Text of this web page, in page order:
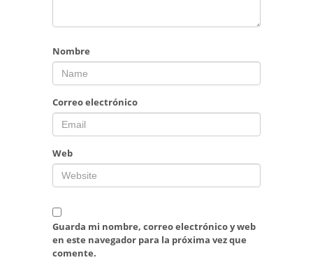
Nombre
Correo electrónico
Web
Guarda mi nombre, correo electrónico y web
en este navegador para la próxima vez que
comente.